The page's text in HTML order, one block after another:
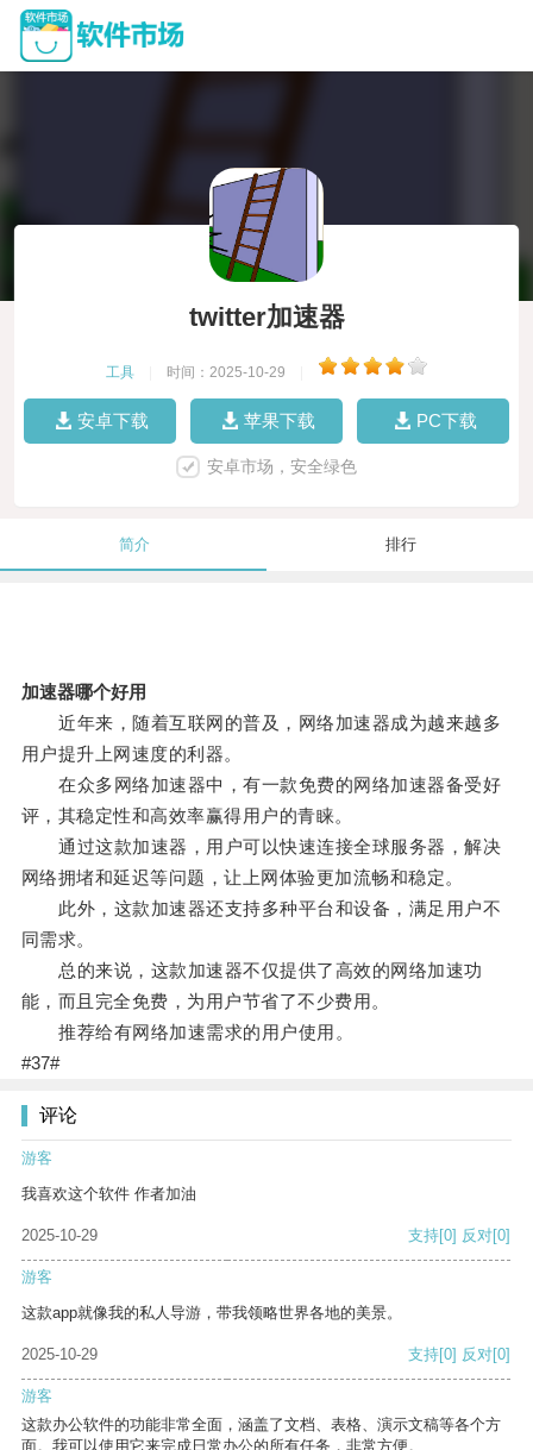
twitter加速器
工具 时间：2025-10-29
安卓下载 苹果下载 PC下载
安卓市场，安全绿色
简介 排行
加速器哪个好用
近年来，随着互联网的普及，网络加速器成为越来越多
用户提升上网速度的利器。
在众多网络加速器中，有一款免费的网络加速器备受好
评，其稳定性和高效率赢得用户的青睐。
通过这款加速器，用户可以快速连接全球服务器，解决
网络拥堵和延迟等问题，让上网体验更加流畅和稳定。
此外，这款加速器还支持多种平台和设备，满足用户不
同需求。
总的来说，这款加速器不仅提供了高效的网络加速功
能，而且完全免费，为用户节省了不少费用。
推荐给有网络加速需求的用户使用。
#37#
评论
游客
我喜欢这个软件 作者加油
2025-10-29 支持[0] 反对[0]
游客
这款app就像我的私人导游，带我领略世界各地的美景。
2025-10-29 支持[0] 反对[0]
游客
这款办公软件的功能非常全面，涵盖了文档、表格、演示文稿等各个方
面。我可以使用它来完成日常办公的所有任务，非常方便。